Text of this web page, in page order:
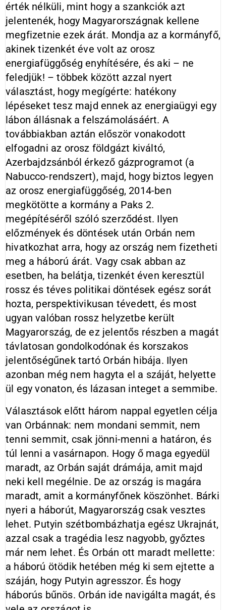
érték nélküli, mint hogy a szankciók azt
jelentenék, hogy Magyarországnak kellene
megfizetnie ezek árát. Mondja az a kormányfő,
akinek tizenkét éve volt az orosz
energiafüggőség enyhítésére, és aki – ne
feledjük! – többek között azzal nyert
választást, hogy megígérte: hatékony
lépéseket tesz majd ennek az energiaügyi egy
lábon állásnak a felszámolásáért. A
továbbiakban aztán először vonakodott
elfogadni az orosz földgázt kiváltó,
Azerbajdzsánból érkező gázprogramot (a
Nabucco-rendszert), majd, hogy biztos legyen
az orosz energiafüggőség, 2014-ben
megkötötte a kormány a Paks 2.
megépítéséről szóló szerződést. Ilyen
előzmények és döntések után Orbán nem
hivatkozhat arra, hogy az ország nem fizetheti
meg a háború árát. Vagy csak abban az
esetben, ha belátja, tizenkét éven keresztül
rossz és téves politikai döntések egész sorát
hozta, perspektivikusan tévedett, és most
ugyan valóban rossz helyzetbe került
Magyarország, de ez jelentős részben a magát
távlatosan gondolkodónak és korszakos
jelentőségűnek tartó Orbán hibája. Ilyen
azonban még nem hagyta el a száját, helyette
ül egy vonaton, és lázasan integet a semmibe.
Választások előtt három nappal egyetlen célja
van Orbánnak: nem mondani semmit, nem
tenni semmit, csak jönni-menni a határon, és
túl lenni a vasárnapon. Hogy ő maga egyedül
maradt, az Orbán saját drámája, amit majd
neki kell megélnie. De az ország is magára
maradt, amit a kormányfőnek köszönhet. Bárki
nyeri a háborút, Magyarország csak vesztes
lehet. Putyin szétbombázhatja egész Ukrajnát,
azzal csak a tragédia lesz nagyobb, győztes
már nem lehet. És Orbán ott maradt mellette:
a háború ötödik hetében még ki sem ejtette a
száján, hogy Putyin agresszor. És hogy
háborús bűnös. Orbán ide navigálta magát, és